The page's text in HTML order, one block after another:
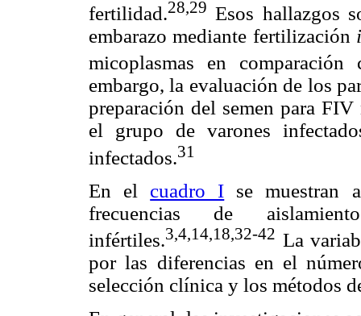
fertilidad.28,29 Esos hallazgos
embarazo mediante fertilización
micoplasmas en
embargo, la evaluación de los
preparación del semen para
el grupo de varones
infectados.31
En el cuadro I se muestran
frecuencias de
infértiles.3,4,14,18,32-42 La
por las diferencias en el
selección clínica y los métodos